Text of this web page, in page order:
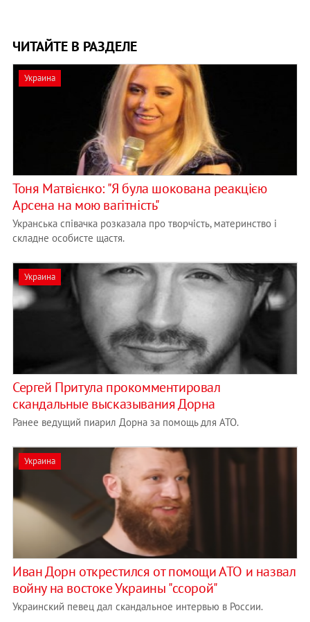
ЧИТАЙТЕ В РАЗДЕЛЕ
Украина
Тоня Матвієнко: "Я була шокована реакцією
Арсена на мою вагітність"
Укранська співачка розказала про творчість, материнство і
складне особисте щастя.
Украина
Сергей Притула прокомментировал
скандальные высказывания Дорна
Ранее ведущий пиарил Дорна за помощь для АТО.
Украина
Иван Дорн открестился от помощи АТО и назвал
войну на востоке Украины "ссорой"
Украинский певец дал скандальное интервью в России.